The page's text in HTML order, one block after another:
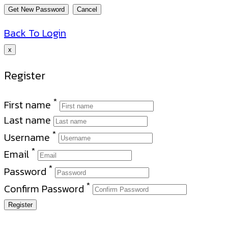
Back To Login
x
Register
First name *
Last name
Username *
Email *
Password *
Confirm Password *
Register